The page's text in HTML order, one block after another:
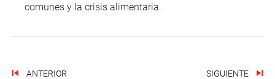
comunes y la crisis alimentaria.
ANTERIOR SIGUIENTE